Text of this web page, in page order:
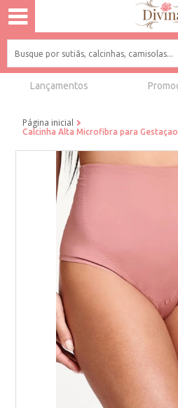
Lançamentos
Página inicial
Calcinha Alta Microfibra para